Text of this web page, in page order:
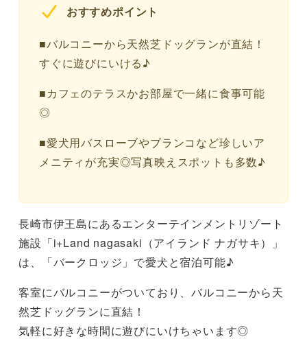
おすすめポイント
■バルコニーから天然芝ドッグランが直結！
すぐに遊びにいける♪
■カフェのテラスかお部屋で一緒に食事可能
◎
■愛犬用バスローブやブランコなど珍しいア
メニティが充実◎写真映えスポットも多数♪
長崎市伊王島にあるエンターテインメントリゾート
施設「i+Land nagasaki（アイランド ナガサキ）」
は、「バークロッジ」で愛犬と宿泊可能♪
客室にバルコニーがついており、バルコニーから天
然芝ドッグランに直結！
気軽に好きな時間に遊びにいけちゃいます◎